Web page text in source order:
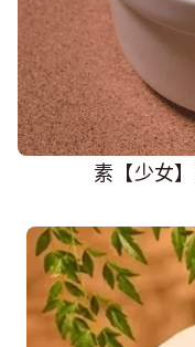
素【少女